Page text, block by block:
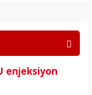
enjeksiyon